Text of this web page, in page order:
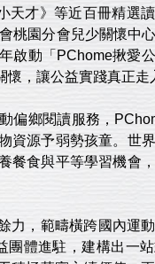
天才》等近百冊精選
桃園分會兒少關懷中
啟動「PChome揪愛
，讓公益實踐真正走
偏鄉閱讀服務，
資源予弱勢孩童。世
餐食與平等學習機會
力，範疇橫跨國內運
團體進駐，建構出一